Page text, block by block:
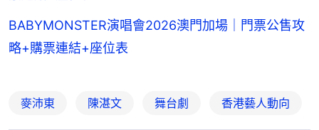
BABYMONSTER演唱會2026澳門加場｜門票公售攻
略+購票連結+座位表
麥沛東 陳湛文 舞台劇 香港藝人動向